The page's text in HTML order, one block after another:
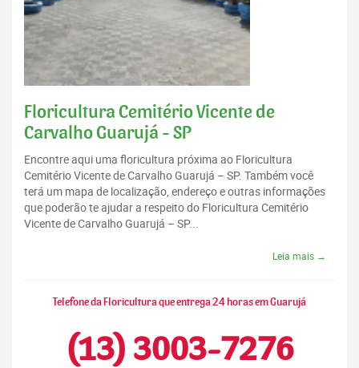
Floricultura Cemitério Vicente de
Carvalho Guarujá - SP
Encontre aqui uma floricultura próxima ao Floricultura
Cemitério Vicente de Carvalho Guarujá – SP. Também você
terá um mapa de localização, endereço e outras informações
que poderão te ajudar a respeito do Floricultura Cemitério
Vicente de Carvalho Guarujá – SP...
Leia mais →
Telefone da Floricultura que entrega 24 horas em Guarujá
(13) 3003-7276